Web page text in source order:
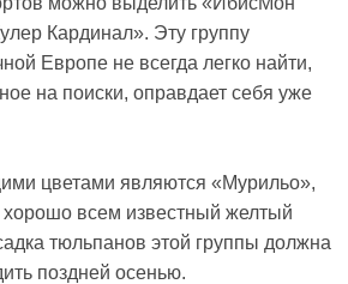
Кардинал». Эту группу
Европе не всегда легко найти,
на поиски, оправдает себя уже
цветами являются «Мурильо»,
всем известный желтый
тюльпанов этой группы должна
поздней осенью.